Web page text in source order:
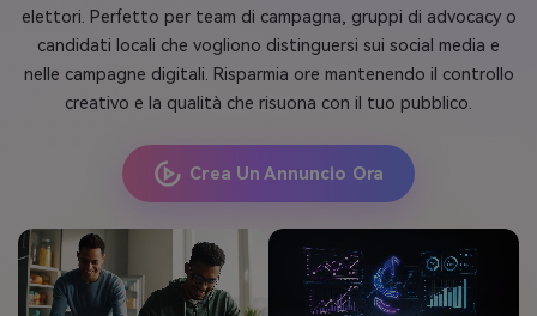
elettori. Perfetto per team di campagna, gruppi di advocacy o
candidati locali che vogliono distinguersi sui social media e
nelle campagne digitali. Risparmia ore mantenendo il controllo
creativo e la qualità che risuona con il tuo pubblico.
Crea Un Annuncio Ora